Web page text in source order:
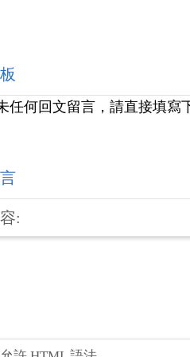
任何回文留言，請直接填寫
: